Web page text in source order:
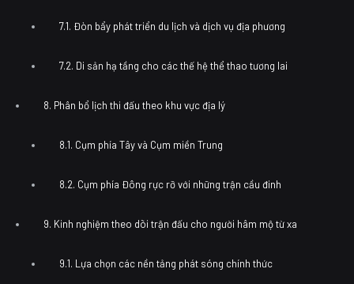
7.1. Đòn bẩy phát triển du lịch và dịch vụ địa phương
7.2. Di sản hạ tầng cho các thế hệ thể thao tương lai
8. Phân bổ lịch thi đấu theo khu vực địa lý
8.1. Cụm phía Tây và Cụm miền Trung
8.2. Cụm phía Đông rực rỡ với những trận cầu đinh
9. Kinh nghiệm theo dõi trận đấu cho người hâm mộ từ xa
9.1. Lựa chọn các nền tảng phát sóng chính thức